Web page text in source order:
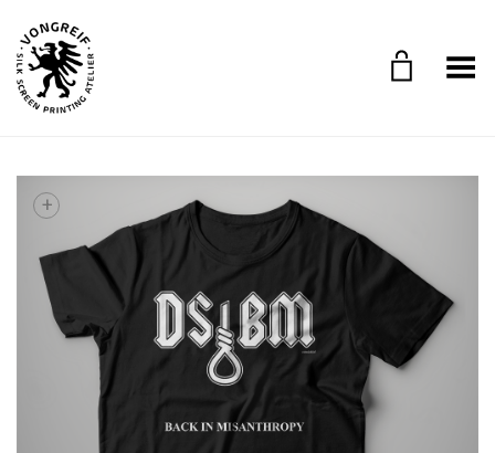
Toggle Menu
+